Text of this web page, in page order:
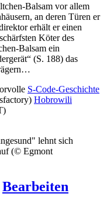
Balsam vor allem
an deren Türen er
erhält er einen
Köter des
Balsam ein
(S. 188) das
S-Code-Geschichte
Hobrowili
lehnt sich
(© Egmont
Bearbeiten